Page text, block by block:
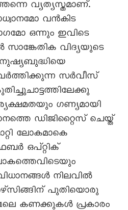
വ്യത്യസ്തമാണ്.
വൻകിട
ഒന്നും ഇവിടെ
സാങ്കേതിക വിദ്യയുടെ
സർവീസ്
ഗണ്യമായി
ഡിജിറ്റൈസ് ചെയ്ത്
ലോകമാകെ
ഒപ്റ്റിക്
നിലവിൽ
പുതിയൊരു
കണക്കുകൾ പ്രകാരം